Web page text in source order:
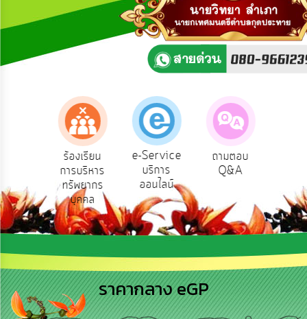
แผน
แผน
พัฒนา
บริหาร/
ทรัพยากร
การ
บริหาร
งาน
ส่ง
เสริม
ความ
โปร่งใส
ร้องเรียน
การบริหาร
ทรัพยากร
บุคคล
e-Service
บริการ
ออนไลน์
ถามตอบ
Q&A
ราคากลาง eGP